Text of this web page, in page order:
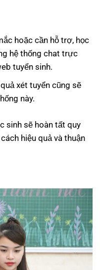
hoặc cần hỗ trợ, học
hệ thống chat trực
tuyển sinh.
xét tuyển cũng sẽ
này.
sinh sẽ hoàn tất quy
hiệu quả và thuận